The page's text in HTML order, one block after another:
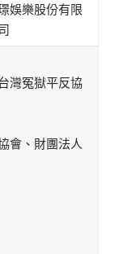
娛樂股份有限
灣冤獄平反協
會、財團法人